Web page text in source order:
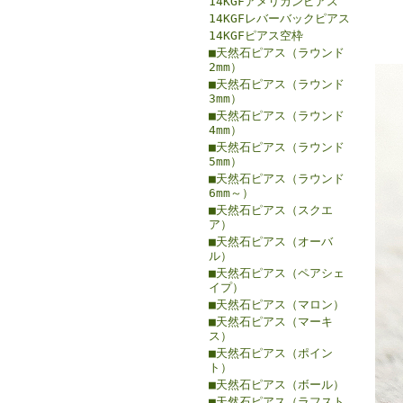
14KGFレバーバックピアス
14KGFピアス空枠
■天然石ピアス（ラウンド
2mm）
■天然石ピアス（ラウンド
3mm）
■天然石ピアス（ラウンド
4mm）
■天然石ピアス（ラウンド
5mm）
■天然石ピアス（ラウンド
6mm～）
■天然石ピアス（スクエ
ア）
■天然石ピアス（オーバ
ル）
■天然石ピアス（ペアシェ
イプ）
■天然石ピアス（マロン）
■天然石ピアス（マーキ
ス）
■天然石ピアス（ポイン
ト）
■天然石ピアス（ボール）